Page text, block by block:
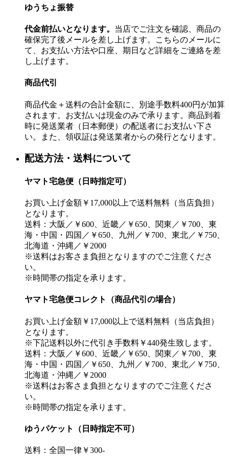
ゆうちょ振替
代金前払いとなります。 当店でご注文を確認、商品の
確保完了後メールを差し上げます。こちらのメールに
て、お支払い方法や口座、期日など詳細をご連絡を差
し上げます。
商品代引
商品代金＋送料の合計金額に、別途手数料400円が加算
されます。お支払いは現金のみで承ります。商品到着
時に発送業者（日本郵便）の配送者にお支払い下さ
い。また、領収証は発送業者からの発行となります。
配送方法・送料について
ヤマト宅急便（日時指定可）
お買い上げ金額￥17,000以上で送料無料（当店負担）
となります。
送料：大阪／￥600、近畿／￥650、関東／￥700、東
海・中国・四国／￥650、九州／￥700、東北／￥750、
北海道・沖縄／￥2000
※送料はお客さま負担となりますのでご注意くださ
い。
※時間帯の指定を承ります。
ヤマト宅急便コレクト（商品代引の場合）
お買い上げ金額￥17,000以上で送料無料（当店負担）
となります。
※下記送料以外に代引き手数料￥440発生致します。
送料：大阪／￥600、近畿／￥650、関東／￥700、東
海・中国・四国／￥650、九州／￥700、東北／￥750、
北海道・沖縄／￥2000
※送料はお客さま負担となりますのでご注意くださ
い。
※時間帯の指定を承ります。
ゆうパケット（日時指定不可）
送料：全国一律￥300-